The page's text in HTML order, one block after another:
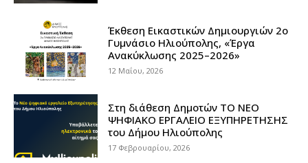
Έκθεση Εικαστικών Δημιουργιών 2ο
Γυμνάσιο Ηλιούπολης, «Έργα
Ανακύκλωσης 2025–2026»
12 Μαΐου, 2026
Στη διάθεση Δημοτών ΤΟ ΝΕΟ
ΨΗΦΙΑΚΟ ΕΡΓΑΛΕΙΟ ΕΞΥΠΗΡΕΤΗΣΗΣ
του Δήμου Ηλιούπολης
17 Φεβρουαρίου, 2026